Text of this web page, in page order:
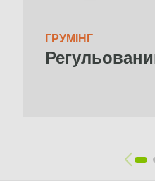
ГРУМІНГ